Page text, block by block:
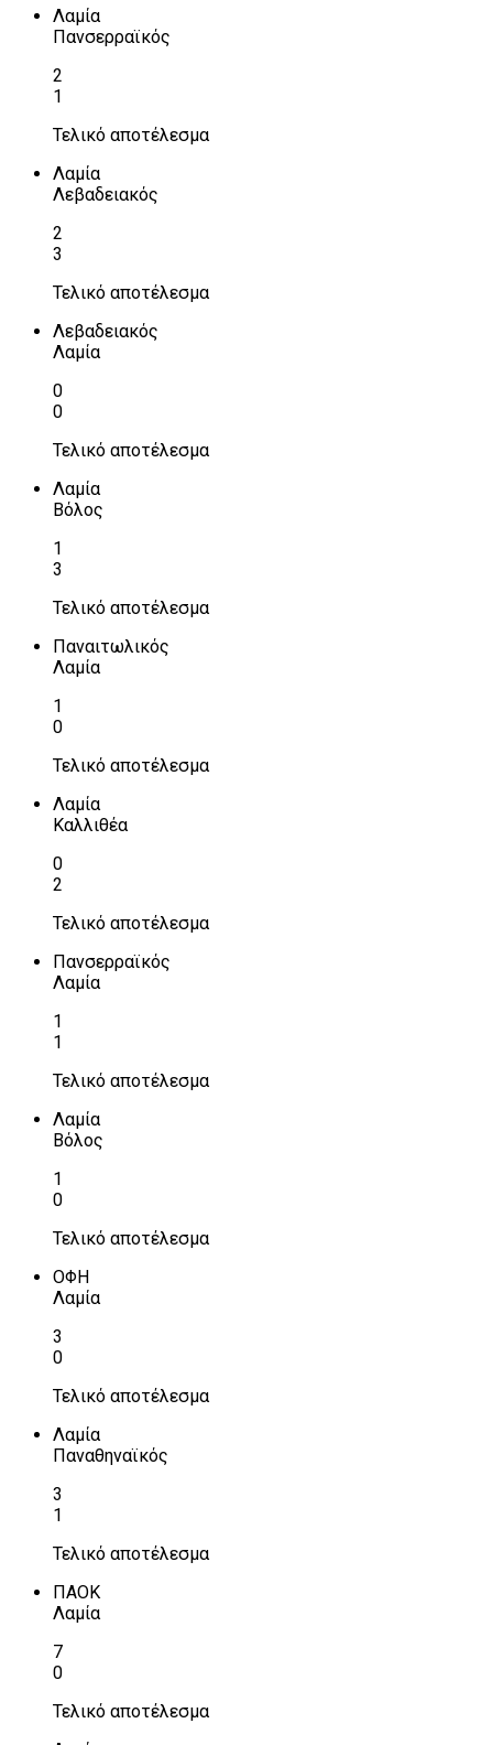
Λαμία
Πανσερραϊκός
2
1
Τελικό αποτέλεσμα
Λαμία
Λεβαδειακός
2
3
Τελικό αποτέλεσμα
Λεβαδειακός
Λαμία
0
0
Τελικό αποτέλεσμα
Λαμία
Βόλος
1
3
Τελικό αποτέλεσμα
Παναιτωλικός
Λαμία
1
0
Τελικό αποτέλεσμα
Λαμία
Καλλιθέα
0
2
Τελικό αποτέλεσμα
Πανσερραϊκός
Λαμία
1
1
Τελικό αποτέλεσμα
Λαμία
Βόλος
1
0
Τελικό αποτέλεσμα
ΟΦΗ
Λαμία
3
0
Τελικό αποτέλεσμα
Λαμία
Παναθηναϊκός
3
1
Τελικό αποτέλεσμα
ΠΑΟΚ
Λαμία
7
0
Τελικό αποτέλεσμα